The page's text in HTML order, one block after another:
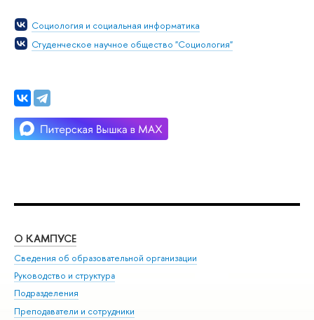
Социология и социальная информатика
Студенческое научное общество "Социология"
О КАМПУСЕ
Сведения об образовательной организации
Руководство и структура
Подразделения
Преподаватели и сотрудники